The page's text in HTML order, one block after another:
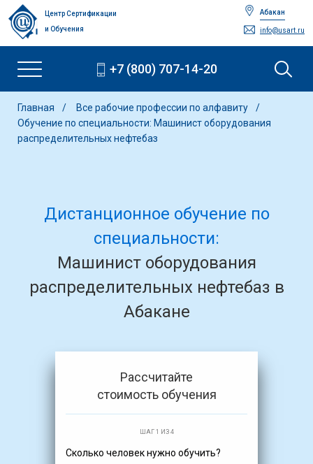
Центр Сертификации
и Обучения
Абакан
info@usart.ru
+7 (800) 707-14-20
Главная
Все рабочие профессии по алфавиту
Обучение по специальности: Машинист оборудования
распределительных нефтебаз
Дистанционное обучение по
специальности:
Машинист оборудования
распределительных нефтебаз в
Абакане
Рассчитайте
стоимость обучения
ШАГ 1 ИЗ 4
Сколько человек нужно обучить?